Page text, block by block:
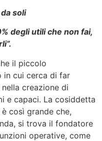
soli
degli utili che non fai,
il piccolo
in cui cerca di far
creazione di
e capaci. La cosiddetta
è così grande che,
si trova il fondatore
operative, come